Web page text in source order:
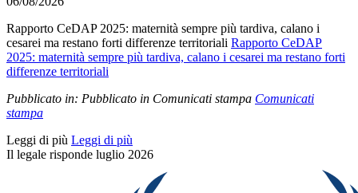
Rapporto CeDAP 2025: maternità sempre più tardiva, calano i
cesarei ma restano forti differenze territoriali Rapporto CeDAP
2025: maternità sempre più tardiva, calano i cesarei ma restano forti
differenze territoriali
Pubblicato in: Pubblicato in Comunicati stampa Comunicati
stampa
Leggi di più Leggi di più
Il legale risponde luglio 2026